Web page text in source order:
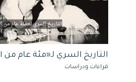
التاريخ السري لـ«مئة عام من
قراءات ودراسات